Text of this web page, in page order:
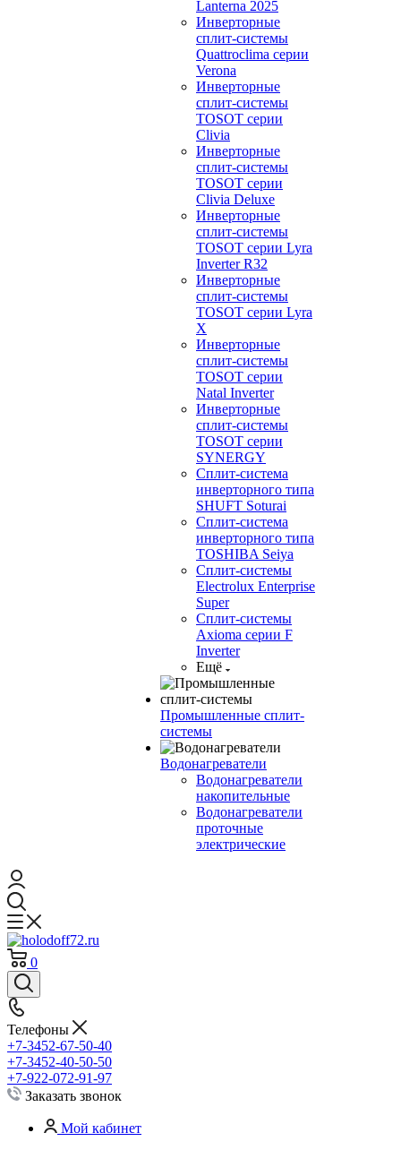
Lanterna 2025
Инверторные
сплит-системы
Quattroclima серии
Verona
Инверторные
сплит-системы
TOSOT серии
Clivia
Инверторные
сплит-системы
TOSOT серии
Clivia Deluxe
Инверторные
сплит-системы
TOSOT серии Lyra
Inverter R32
Инверторные
сплит-системы
TOSOT серии Lyra
X
Инверторные
сплит-системы
TOSOT серии
Natal Inverter
Инверторные
сплит-системы
TOSOT серии
SYNERGY
Сплит-система
инверторного типа
SHUFT Soturai
Сплит-система
инверторного типа
TOSHIBA Seiya
Сплит-системы
Electrolux Enterprise
Super
Сплит-системы
Axioma серии F
Inverter
Ещё
Промышленные сплит-
системы
Водонагреватели
Водонагреватели
накопительные
Водонагреватели
проточные
электрические
0
Телефоны
+7-3452-67-50-40
+7-3452-40-50-50
+7-922-072-91-97
Заказать звонок
Мой кабинет